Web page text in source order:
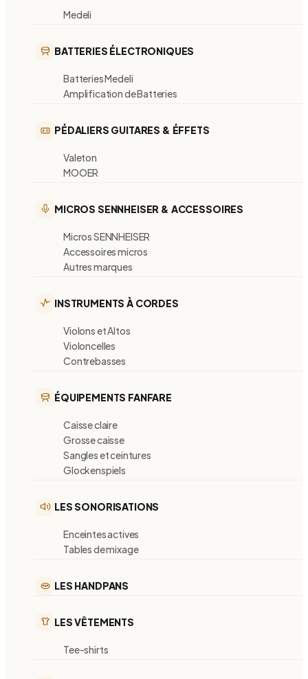
Medeli
BATTERIES ÉLECTRONIQUES
Batteries Medeli
Amplification de Batteries
PÉDALIERS GUITARES & ÉFFETS
Valeton
MOOER
MICROS SENNHEISER & ACCESSOIRES
Micros SENNHEISER
Accessoires micros
Autres marques
INSTRUMENTS À CORDES
Violons et Altos
Violoncelles
Contrebasses
ÉQUIPEMENTS FANFARE
Caisse claire
Grosse caisse
Sangles et ceintures
Glockenspiels
LES SONORISATIONS
Enceintes actives
Tables de mixage
LES HANDPANS
LES VÊTEMENTS
Tee-shirts